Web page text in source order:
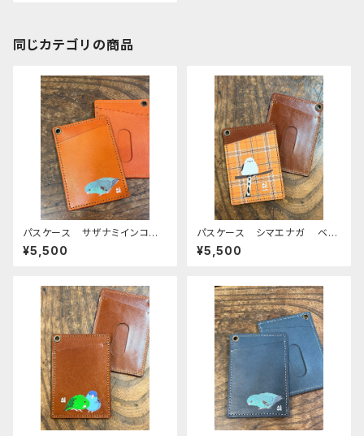
同じカテゴリの商品
パスケース サザナミインコ
ブルー REDBROWN レッド
ブラウン さざなみいんこ 栃
¥5,500
パスケース シマエナガ ベー
ジュタータンチェック ブラウ
ン 栃木レザー しまえなが
¥5,500